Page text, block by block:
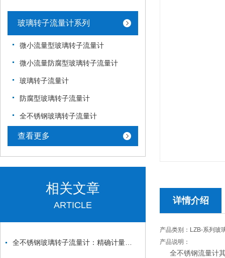
玻璃转子流量计系列
微小流量型玻璃转子流量计
微小流量防腐型玻璃转子流量计
玻璃转子流量计
防腐型玻璃转子流量计
全不锈钢玻璃转子流量计
查看更多
相关文章
ARTICLE 详情介绍
产品类别：LZB-系列玻
产品说明：
全不锈钢流量计其